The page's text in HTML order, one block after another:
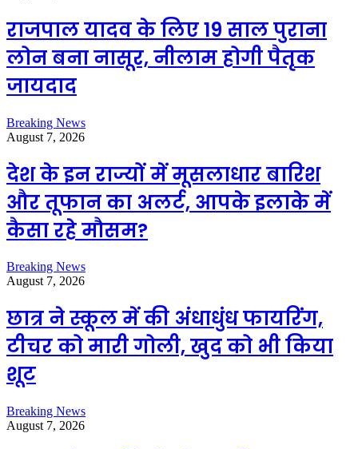
राजपाल यादव के लिए 19 साल पुराना
लोन बना नासूर, नीलाम होगी पैतृक
जायदाद
Breaking News
August 7, 2026
देश के इन राज्यों में मूसलाधार बारिश
और तूफान का अलर्ट, आपके इलाके में
कैसा रहे मौसम?
Breaking News
August 7, 2026
छात्र ने स्कूल में की अंधाधुंध फायरिंग,
टीचर को मारी गोली, खुद को भी किया
शूट
Breaking News
August 7, 2026